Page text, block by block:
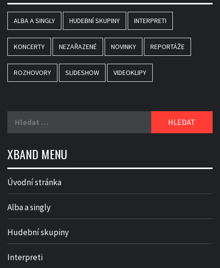
ALBA A SINGLY HUDEBNÍ SKUPINY INTERPRETI
KONCERTY NEZAŘAZENÉ NOVINKY REPORTÁŽE
ROZHOVORY SLIDESHOW VIDEOKLIPY
XBAND MENU
Úvodní stránka
Alba a singly
Hudební skupiny
Interpreti